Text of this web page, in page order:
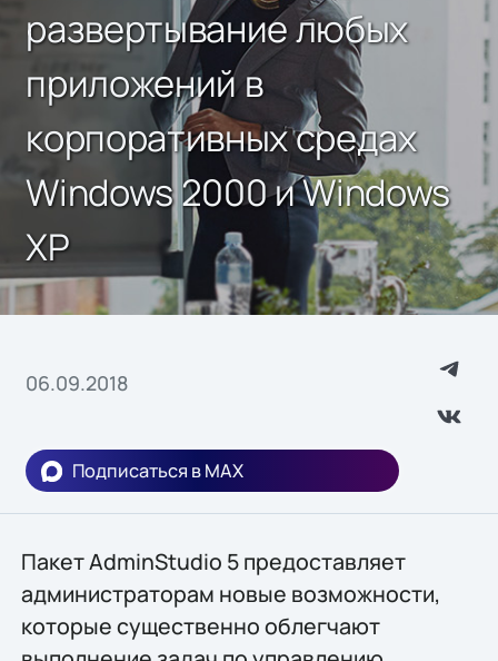
развертывание любых
приложений в
корпоративных средах
Windows 2000 и Windows
XP
06.09.2018
Подписаться в MAX
Пакет AdminStudio 5 предоставляет
администраторам новые возможности,
которые существенно облегчают